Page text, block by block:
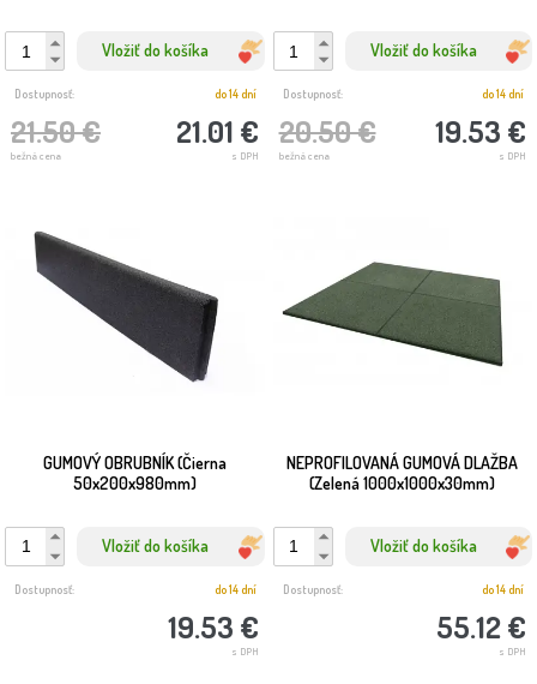
Vložiť do košíka
21.50 €
bežná cena
21.01 €
s DPH
Dostupnosť: do 14 dní
Vložiť do košíka
20.50 €
bežná cena
19.53 €
s DPH
Dostupnosť: do 14 dní
GUMOVÝ OBRUBNÍK (Čierna
50x200x980mm)
Vložiť do košíka
19.53 €
s DPH
Dostupnosť: do 14 dní
NEPROFILOVANÁ GUMOVÁ DLAŽBA
(Zelená 1000x1000x30mm)
Vložiť do košíka
55.12 €
s DPH
Dostupnosť: do 14 dní